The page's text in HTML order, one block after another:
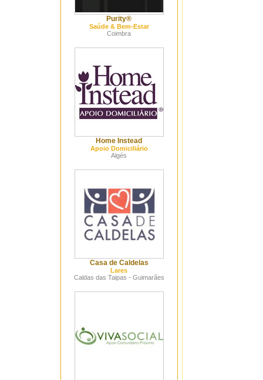
Purity®
Saúde & Bem-Estar
Coimbra
Home Instead
Apoio Domiciliário
Algés
Casa de Caldelas
Lares
Caldas das Taipas - Guimarães